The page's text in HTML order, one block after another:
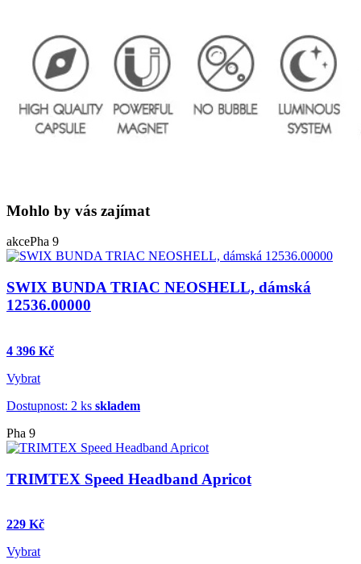
Mohlo by vás zajímat
akcePha 9
SWIX BUNDA TRIAC NEOSHELL, dámská
12536.00000
4 396 Kč
Vybrat
Dostupnost: 2 ks skladem
Pha 9
TRIMTEX Speed Headband Apricot
229 Kč
Vybrat